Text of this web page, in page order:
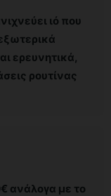
ιό που
ερευνητικά,
ρουτίνας
ανάλογα με το